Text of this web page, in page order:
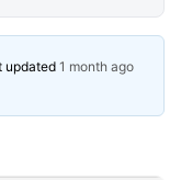
updated 1 month ago